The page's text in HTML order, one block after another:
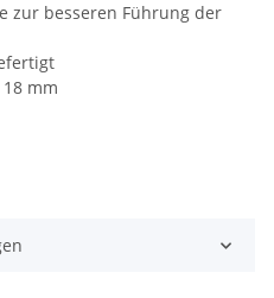
zur besseren Führung der
mm